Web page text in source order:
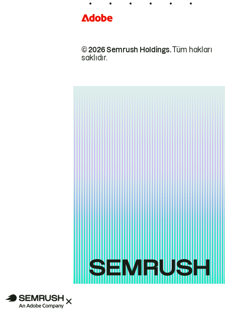
© 2026 Semrush Holdings.Tüm hakları
saklıdır.